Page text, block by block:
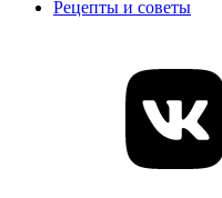
Рецепты и советы